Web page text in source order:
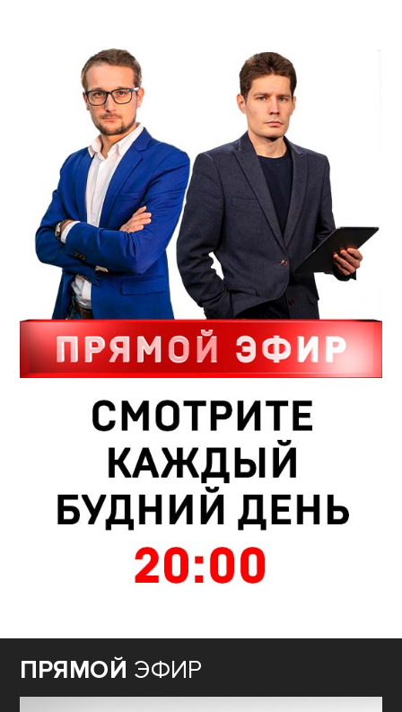
ПРЯМОЙ ЭФИР